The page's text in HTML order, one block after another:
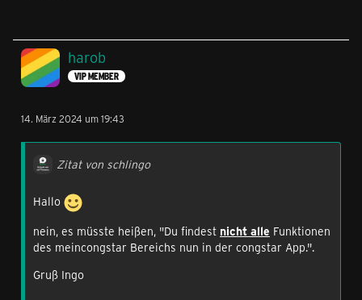
harob
VIP MEMBER
14. März 2024 um 19:43
Zitat von schlingo
Hallo
nein, es müsste heißen, "Du findest nicht alle Funktionen
des meincongstar Bereichs nun in der congstar App.".
Gruß Ingo